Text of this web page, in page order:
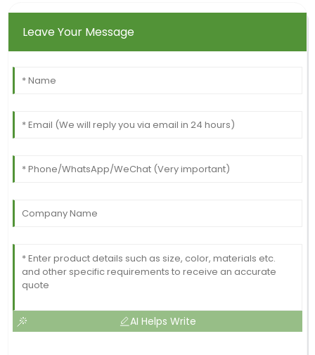
Leave Your Message
AI Helps Write